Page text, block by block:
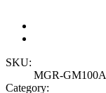
SKU:
MGR-GM100A
Category: